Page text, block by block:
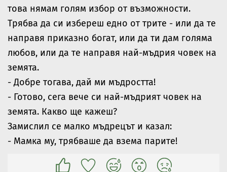
това нямам голям избор от възможности.
Трябва да си избереш едно от трите - или да те
направя приказно богат, или да ти дам голяма
любов, или да те направя най-мъдрия човек на
земята.
- Добре тогава, дай ми мъдростта!
- Готово, сега вече си най-мъдрият човек на
земята. Какво ще кажеш?
Замислил се малко мъдрецът и казал:
- Мамка му, трябваше да взема парите!